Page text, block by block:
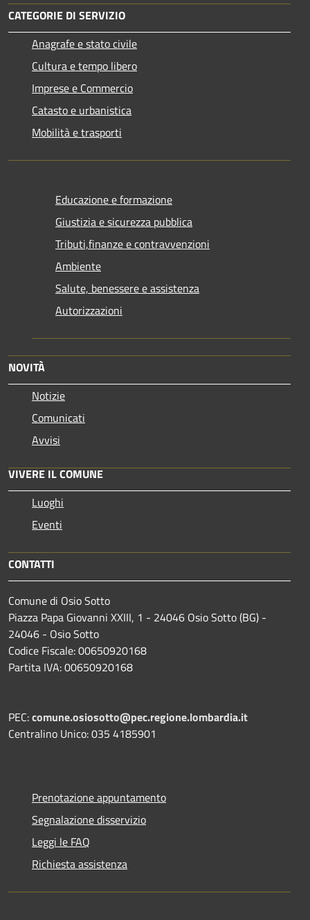
CATEGORIE DI SERVIZIO
Anagrafe e stato civile
Cultura e tempo libero
Imprese e Commercio
Catasto e urbanistica
Mobilità e trasporti
Educazione e formazione
Giustizia e sicurezza pubblica
Tributi,finanze e contravvenzioni
Ambiente
Salute, benessere e assistenza
Autorizzazioni
NOVITÀ
Notizie
Comunicati
Avvisi
VIVERE IL COMUNE
Luoghi
Eventi
CONTATTI
Comune di Osio Sotto
Piazza Papa Giovanni XXIII, 1 - 24046 Osio Sotto (BG) -
24046 - Osio Sotto
Codice Fiscale: 00650920168
Partita IVA: 00650920168
PEC:comune.osiosotto@pec.regione.lombardia.it
Centralino Unico: 035 4185901
Prenotazione appuntamento
Segnalazione disservizio
Leggi le FAQ
Richiesta assistenza